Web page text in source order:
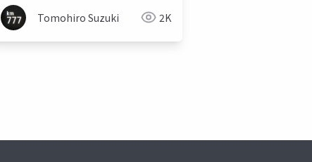
Tomohiro Suzuki 2K